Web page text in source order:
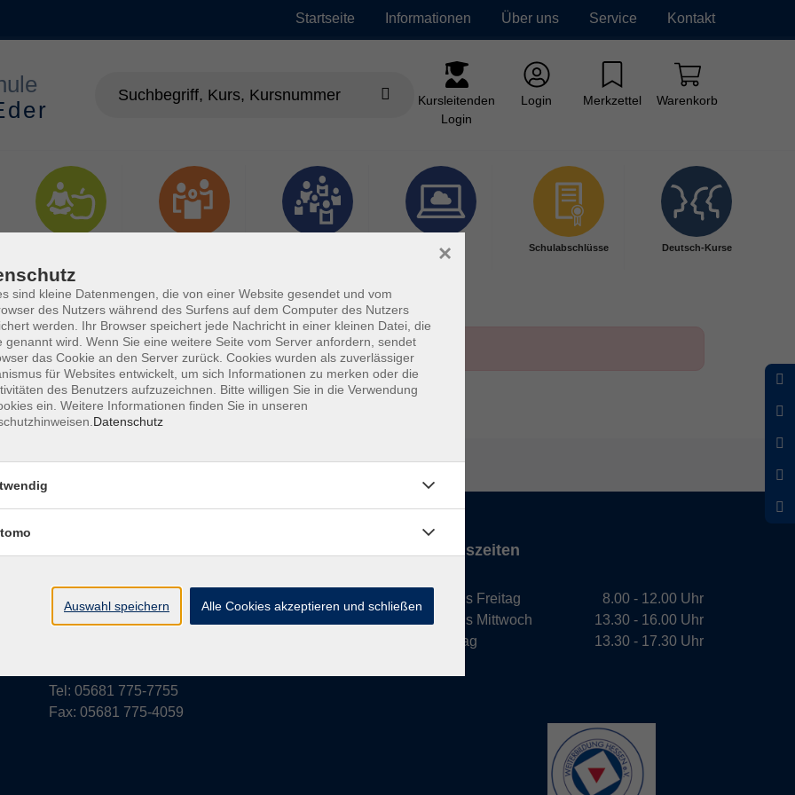
Startseite Informationen Über uns Service Kontakt
Kursleitenden
Login
Login Merkzettel Warenkorb
Digitales
Lernen
Schulabschlüsse Deutsch-Kurse
Barrierefreiheit Widerruf
Parkstraße 6
34576 Homberg (Efze)
Tel: 05681 775-7755
Fax: 05681 775-4059
Öffnungszeiten
Montag bis Freitag
Montag bis Mittwoch
Donnerstag
8.00 - 12.00 Uhr
13.30 - 16.00 Uhr
13.30 - 17.30 Uhr
sind kleine Datenmengen, die von einer Website gesendet und vom
des Nutzers während des Surfens auf dem Computer des Nutzers
werden. Ihr Browser speichert jede Nachricht in einer kleinen Datei, die
genannt wird. Wenn Sie eine weitere Seite vom Server anfordern, sendet
das Cookie an den Server zurück. Cookies wurden als zuverlässiger
für Websites entwickelt, um sich Informationen zu merken oder die
des Benutzers aufzuzeichnen. Bitte willigen Sie in die Verwendung
ein. Weitere Informationen finden Sie in unseren
Datenschutz
×
Auswahl speichern Alle Cookies akzeptieren und schließen